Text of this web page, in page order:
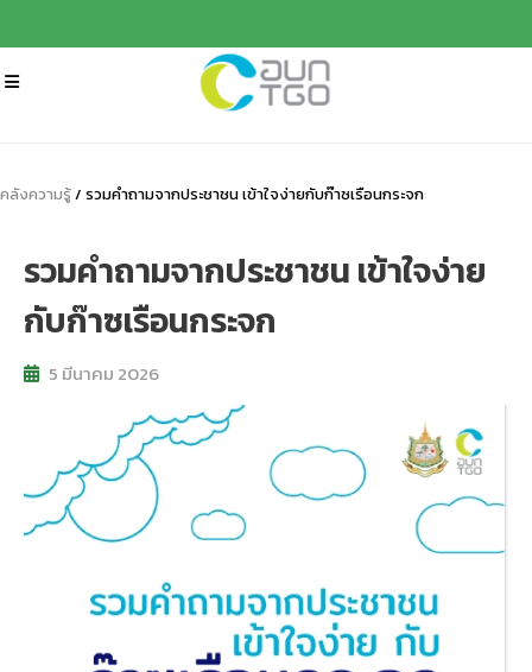
คลังความรู้/ รวมคำถามจากประชาชน เข้าใจง่ายกับก๊าซเรือนกระจก
รวมคำถามจากประชาชน เข้าใจง่าย
กับก๊าซเรือนกระจก
5 มีนาคม 2026